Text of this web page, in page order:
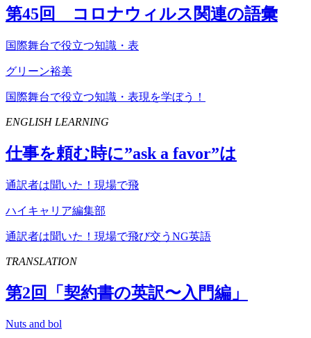
第45回 コロナウィルス関連の語彙
国際舞台で役立つ知識・表
グリーン裕美
国際舞台で役立つ知識・表現を学ぼう！
ENGLISH LEARNING
仕事を頼む時に”ask a favor”は
通訳者は聞いた！現場で飛
ハイキャリア編集部
通訳者は聞いた！現場で飛び交うNG英語
TRANSLATION
第2回「契約書の英訳〜入門編」
Nuts and bol